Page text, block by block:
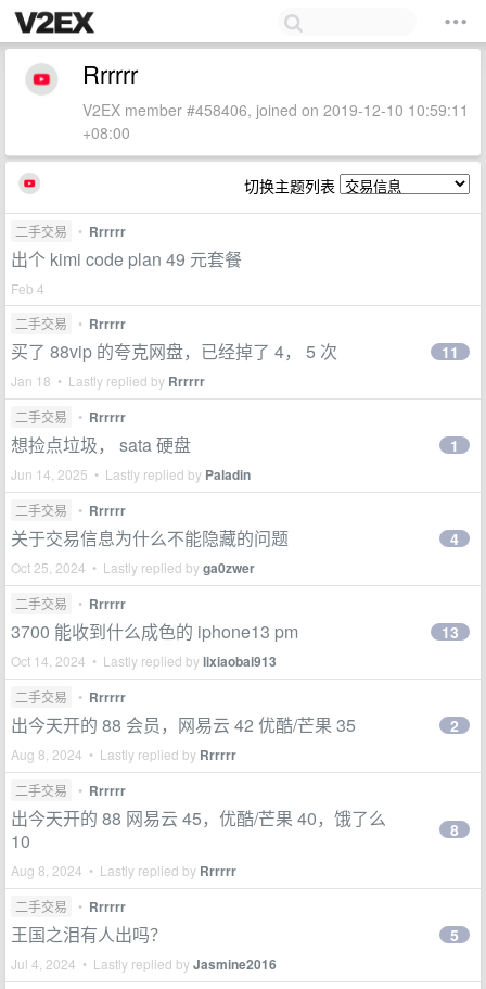
Rrrrrr
V2EX member #458406, joined on 2019-12-10 10:59:11
+08:00
切换主题列表
二手交易 • Rrrrrr
出个 kimi code plan 49 元套餐
Feb 4
二手交易
• Rrrrrr
买了 88vip 的夸克网盘，已经掉了 4， 5 次
Jan 18 • Lastly replied by Rrrrrr
11
二手交易 • Rrrrrr
想捡点垃圾， sata 硬盘
Jun 14, 2025 • Lastly replied by Paladin
1
二手交易 • Rrrrrr
关于交易信息为什么不能隐藏的问题
Oct 25, 2024 • Lastly replied byga0zwer
4
二手交易 • Rrrrrr
3700 能收到什么成色的 iphone13 pm
Oct 14, 2024 • Lastly replied bylixiaobai913
13
二手交易 • Rrrrrr
出今天开的 88 会员，网易云 42 优酷/芒果 35
Aug 8, 2024 • Lastly replied by Rrrrrr
2
二手交易 • Rrrrrr
出今天开的 88 网易云 45，优酷/芒果 40，饿了么
10
Aug 8, 2024 • Lastly replied by Rrrrrr
8
二手交易 • Rrrrrr
王国之泪有人出吗？
Jul 4, 2024 • Lastly replied byJasmine2016
5